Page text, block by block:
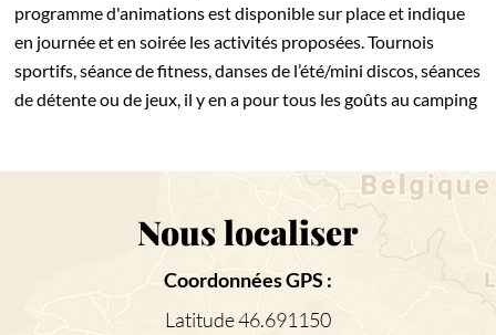
programme d'animations est disponible sur place et indique
en journée et en soirée les activités proposées. Tournois
sportifs, séance de fitness, danses de l’été/mini discos, séances
de détente ou de jeux, il y en a pour tous les goûts au camping
Nous localiser
Coordonnées GPS :
Latitude 46.691150